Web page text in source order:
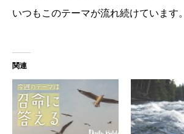
いつもこのテーマが流れ続けています。
関連